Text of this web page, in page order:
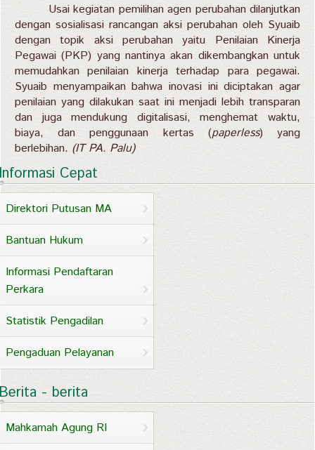
Usai kegiatan pemilihan agen perubahan dilanjutkan
dengan sosialisasi rancangan aksi perubahan oleh Syuaib
dengan topik aksi perubahan yaitu Penilaian Kinerja
Pegawai (PKP) yang nantinya akan dikembangkan untuk
memudahkan penilaian kinerja terhadap para pegawai.
Syuaib menyampaikan bahwa inovasi ini diciptakan agar
penilaian yang dilakukan saat ini menjadi lebih transparan
dan juga mendukung digitalisasi, menghemat waktu,
biaya, dan penggunaan kertas (paperless) yang
berlebihan. (IT PA. Palu)
Cepat
Direktori Putusan MA
Bantuan Hukum
Informasi Pendaftaran
Perkara
Statistik Pengadilan
Pengaduan Pelayanan
- berita
Mahkamah Agung RI